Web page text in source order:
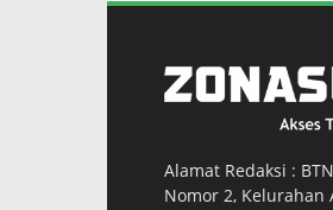
Alamat Redaksi :
Nomor 2, Kelurahan